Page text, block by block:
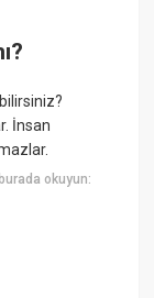
İnsan
okuyun: